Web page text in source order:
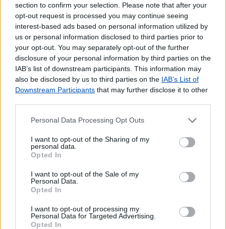
section to confirm your selection. Please note that after your
opt-out request is processed you may continue seeing
interest-based ads based on personal information utilized by
us or personal information disclosed to third parties prior to
your opt-out. You may separately opt-out of the further
disclosure of your personal information by third parties on the
IAB’s list of downstream participants. This information may
also be disclosed by us to third parties on the IAB’s List of
Downstream Participants that may further disclose it to other
Personal Data Processing Opt Outs
I want to opt-out of the Sharing of my
personal data.
Opted In
I want to opt-out of the Sale of my
Personal Data.
Opted In
I want to opt-out of processing my
Personal Data for Targeted Advertising.
Opted In
Pagamento de Portagens
Pagamento de Vales
Outros Serviços
Bilhetes para Espetáculos
Carregamento de Telemóveis